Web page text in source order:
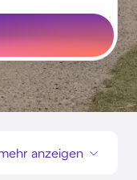
anzeigen